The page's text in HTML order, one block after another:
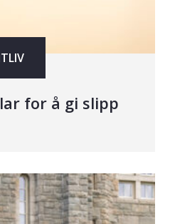
for å gi slipp